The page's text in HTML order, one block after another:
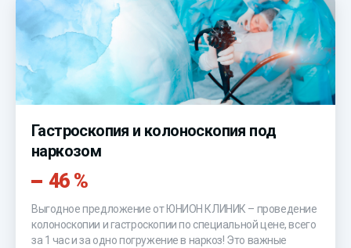
Гастроскопия и колоноскопия под
наркозом
46 %
Выгодное предложение от ЮНИОН КЛИНИК – проведение
колоноскопии и гастроскопии по специальной цене, всего
за 1 час и за одно погружение в наркоз! Это важные